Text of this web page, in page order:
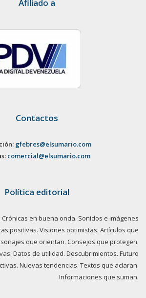
Afiliado a
Contactos
gfebres@elsumario.com
comercial@elsumario.com
Política editorial
en buena onda. Sonidos e imágenes
positivas. Visiones optimistas. Artículos que
que orientan. Consejos que protegen.
Datos de utilidad. Descubrimientos. Futuro
Nuevas tendencias. Textos que aclaran.
Informaciones que suman.